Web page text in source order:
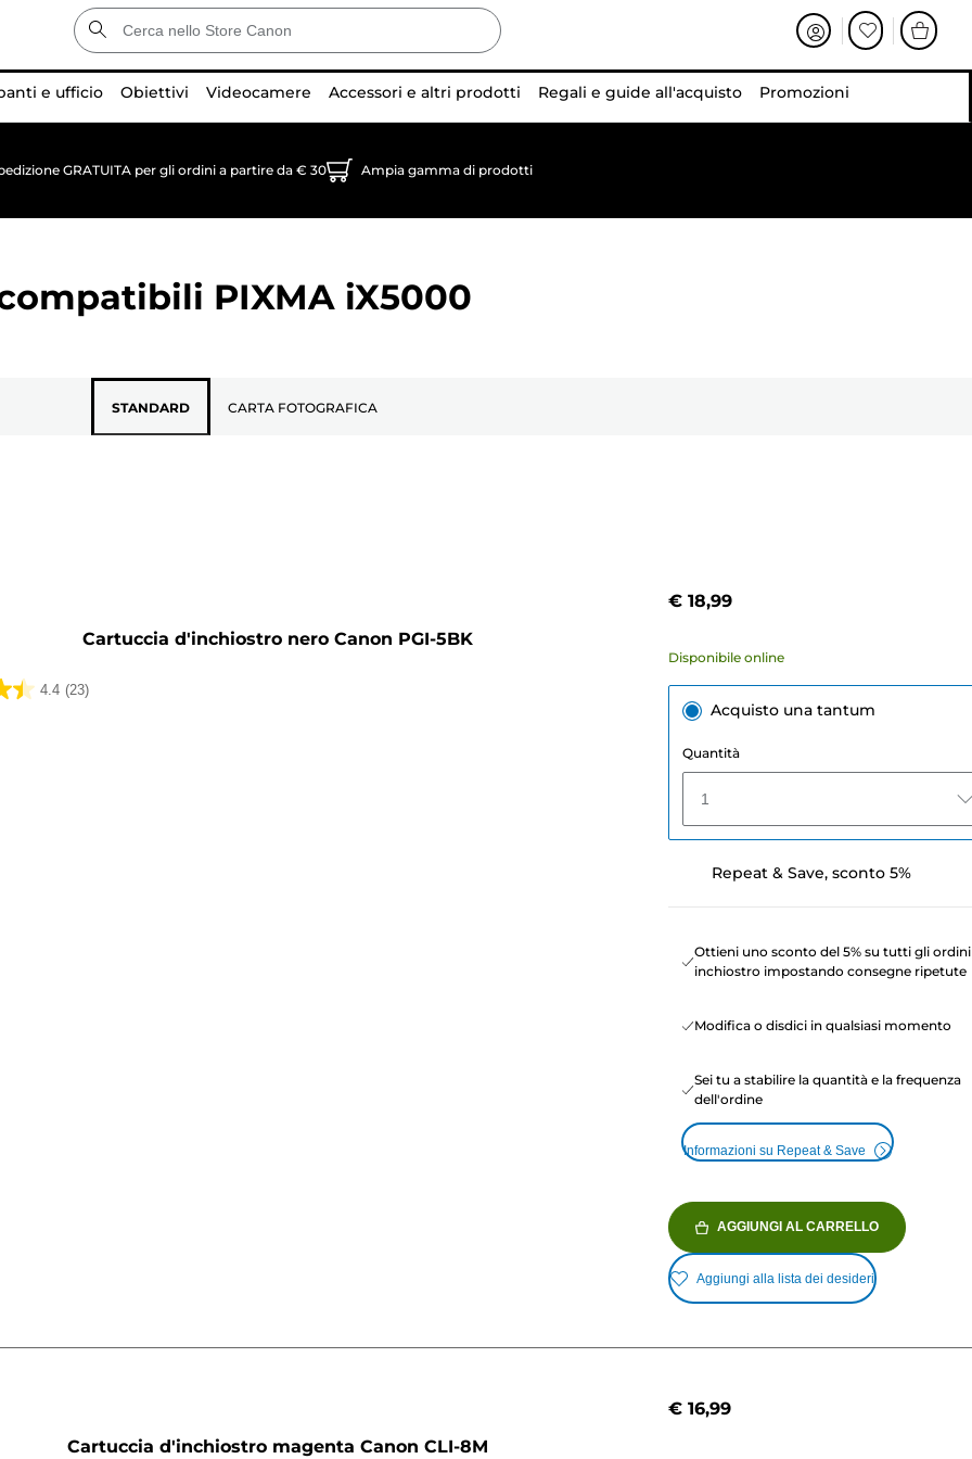
e ufficio Obiettivi Videocamere Accessori e altri prodotti Regali e guide all'acquisto Promozioni
GRATUITA per gli ordini a partire da € 30 Ampia gamma di prodotti
PIXMA iX5000
STANDARD CARTA FOTOGRAFICA
Cartuccia d'inchiostro nero Canon PGI-5BK
4.4 (23)
€ 18,99
Disponibile online
Acquisto una tantum
Quantità
1
Repeat & Save, sconto 5%
Ottieni uno sconto del 5% su tutti gli
inchiostro impostando consegne ripetute
Modifica o disdici in qualsiasi momento
Sei tu a stabilire la quantità e la frequenza
dell'ordine
Informazioni su Repeat & Save
AGGIUNGI AL CARRELLO
Aggiungi alla lista dei desideri
Cartuccia d'inchiostro magenta Canon CLI-8M
€ 16,99